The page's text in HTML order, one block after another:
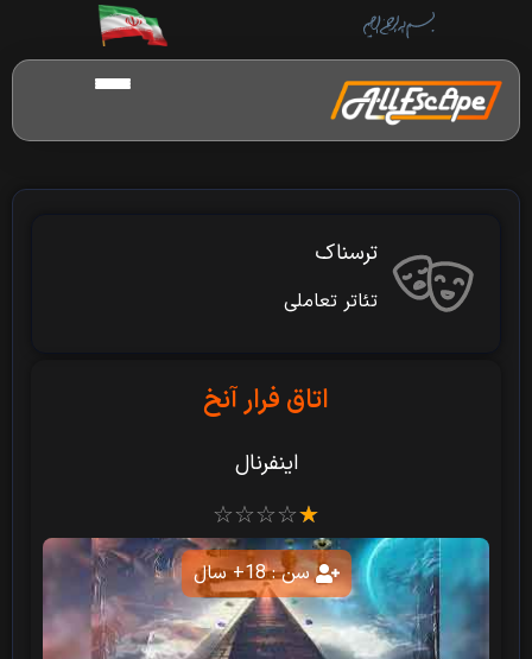
ترسناک
تئاتر تعاملی
اتاق فرار آنخ
اینفرنال
☆
☆
☆
☆
☆
سن : 18+ سال